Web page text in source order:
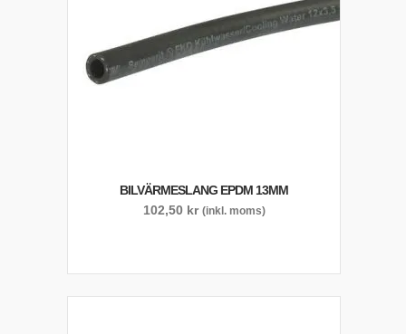
BILVÄRMESLANG EPDM 13MM
102,50 kr (inkl. moms)